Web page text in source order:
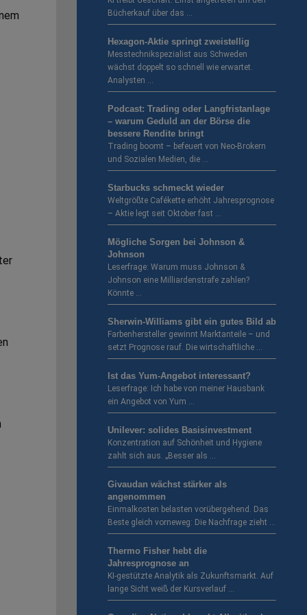
Bücherkauf über das …
Hexagon-Aktie springt zweistellig
Messtechnikspezialist aus Schweden
wächst doppelt so schnell wie erwartet.
Analysten …
Podcast: Trading oder Langfristanlage
– warum Geduld an der Börse die
bessere Rendite bringt
Trading boomt – befeuert von Neo-Brokern
und Sozialen Medien, die …
Starbucks schmeckt wieder
Weltgrößte Cafékette erhöht Jahresprognose
– Aktie legt seit Oktober fast …
Mögliche Sorgen bei Johnson &
Johnson
Leserfrage: Warum muss Johnson &
Johnson eine Milliardenstrafe zahlen?
Könnte …
Sherwin-Williams gibt ein gutes Bild ab
Farbenhersteller gewinnt Marktanteile – und
setzt Prognose rauf. Die wirtschaftliche …
Ist das Yum-Angebot interessant?
Leserfrage: Ich habe von meiner Hausbank
ein Angebot von Yum …
Unilever: solides Basisinvestment
Konzentration auf Schönheit und Hygiene
zahlt sich aus. „Besser als …
Givaudan wächst stärker als
angenommen
Einmalkosten belasten vorübergehend. Das
Beste gleich vorneweg: Die Nachfrage zieht …
Thermo Fisher hebt die
Jahresprognose an
KI-gestützte Analytik als Zukunftsmarkt. Auf
lange Sicht weiß der Kursverlauf …